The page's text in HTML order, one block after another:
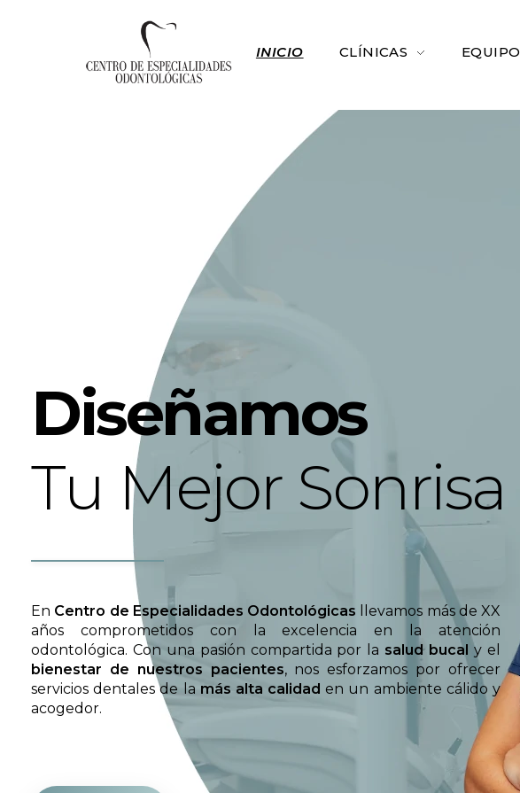
INICIO CLÍNICAS EQUIPO
Diseñamos
Tu Mejor Sonrisa
En Centro de Especialidades Odontológicas llevamos más de XX
años comprometidos con la excelencia en la atención
odontológica. Con una pasión compartida por la salud bucal y el
bienestar de nuestros pacientes, nos esforzamos por ofrecer
servicios dentales de la más alta calidad en un ambiente cálido y
acogedor.